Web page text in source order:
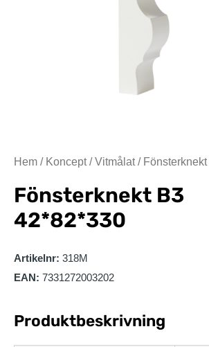
Hem / Koncept/Vitmålat/ Fönsterknekt
Fönsterknekt B3
42*82*330
Artikelnr: 318M
EAN: 7331272003202
Produktbeskrivning